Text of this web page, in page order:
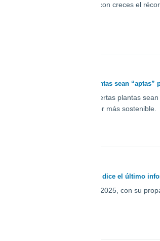
jamás registrado, superando con creces el
qué hace que algunas plantas sean “aptas”
que hacen que ciertas plantas
agricultura que aspira a ser más sostenible.
en 2025? Esto es lo que dice el último
de los expertos en 2025, con su